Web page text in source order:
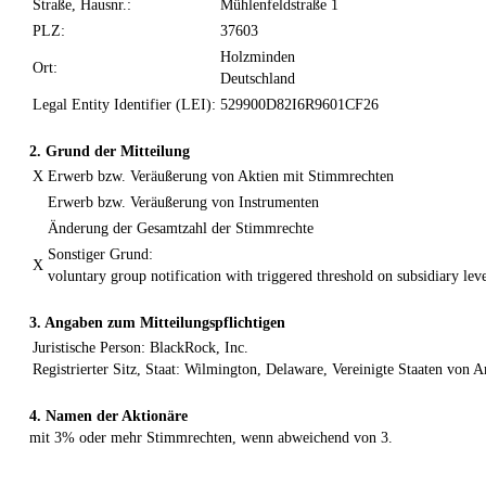
Straße, Hausnr.:
Mühlenfeldstraße 1
PLZ:
37603
Ort:
Holzminden
Deutschland
Legal Entity Identifier (LEI): 529900D82I6R9601CF26
2. Grund der Mitteilung
X Erwerb bzw. Veräußerung von Aktien mit Stimmrechten
Erwerb bzw. Veräußerung von Instrumenten
Änderung der Gesamtzahl der Stimmrechte
X
Sonstiger Grund:
voluntary group notification with triggered threshold on subsidiary
3. Angaben zum Mitteilungspflichtigen
Juristische Person: BlackRock, Inc.
Registrierter Sitz, Staat: Wilmington, Delaware, Vereinigte Staaten von
4. Namen der Aktionäre
mit 3% oder mehr Stimmrechten, wenn abweichend von 3.